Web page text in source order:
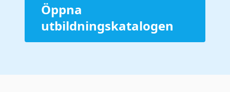
Öppna
utbildningskatalogen